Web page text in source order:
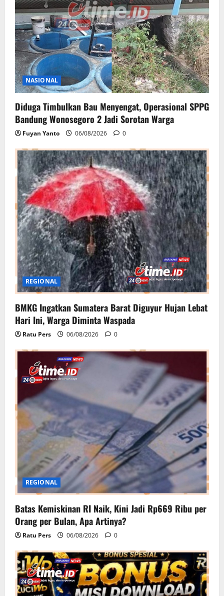
NASIONAL
Diduga Timbulkan Bau Menyengat, Operasional SPPG
Bandung Wonosegoro 2 Jadi Sorotan Warga
Fuyan Yanto 06/08/2026 0
REGIONAL
BMKG Ingatkan Sumatera Barat Diguyur Hujan Lebat
Hari Ini, Warga Diminta Waspada
Ratu Pers 06/08/2026 0
REGIONAL
Batas Kemiskinan RI Naik, Kini Jadi Rp669 Ribu per
Orang per Bulan, Apa Artinya?
Ratu Pers 06/08/2026 0